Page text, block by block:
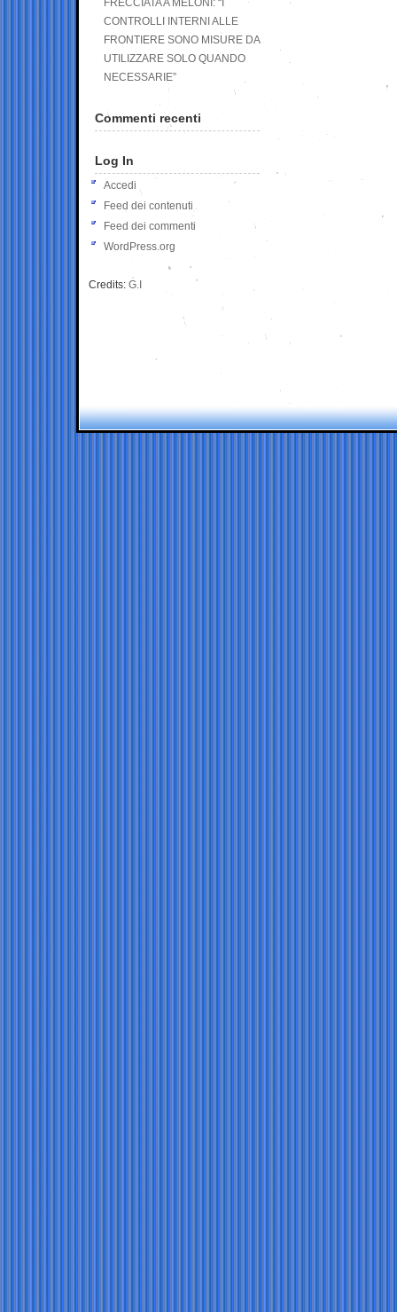
FRECCIATA A MELONI: “I
CONTROLLI INTERNI ALLE
FRONTIERE SONO MISURE DA
UTILIZZARE SOLO QUANDO
NECESSARIE”
Commenti recenti
Log In
Accedi
Feed dei contenuti
Feed dei commenti
WordPress.org
Credits: G.I